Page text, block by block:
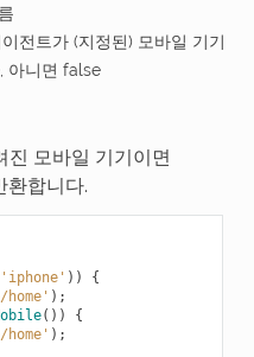
전트가 (지정된) 모바일 기기
아니면 false
진 모바일 기기이면
합니다.
'iphone' ))
{
);
())
{
);